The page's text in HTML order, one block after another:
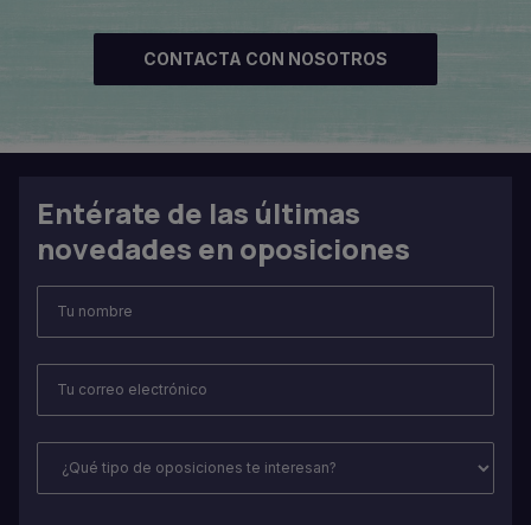
CONTACTA CON NOSOTROS
Entérate de las últimas
novedades en oposiciones